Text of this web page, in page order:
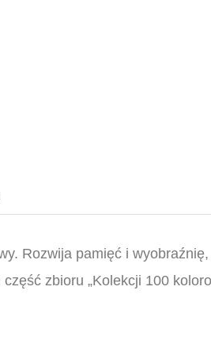
Rozwija pamięć i
zbioru „Kolekcji 100